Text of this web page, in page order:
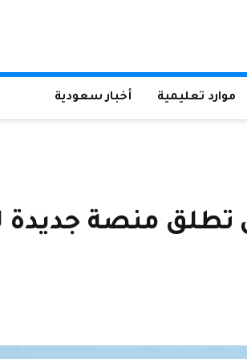
موارد تعليمية أخبار سعودية
تطلق منصة جديدة